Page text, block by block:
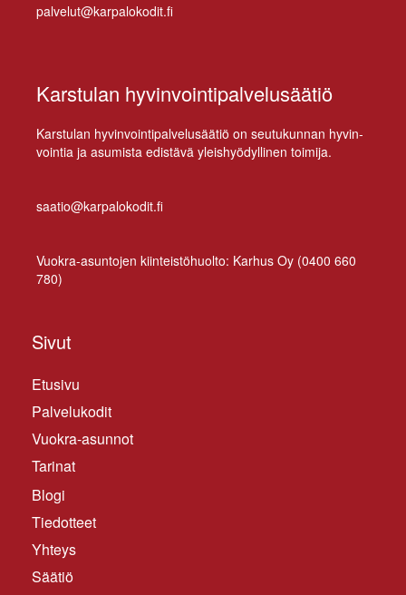
palvelut@karpalokodit.fi
Karstulan hyvinvointipalvelusäätiö
Kars­tu­lan hy­vin­voin­ti­pal­ve­lusää­tiö on seu­tu­kun­nan hy­vin­
voin­tia ja asu­mis­ta edis­tä­vä yleis­hyö­dyl­li­nen toimija.
saatio@karpalokodit.fi
Vuo­kra-asun­to­jen kiin­teis­tö­huol­to: Kar­hus Oy (0400 660
780)
Sivut
Etusivu
Palvelukodit
Vuokra-asunnot
Tarinat
Blogi
Tiedotteet
Yhteys
Säätiö